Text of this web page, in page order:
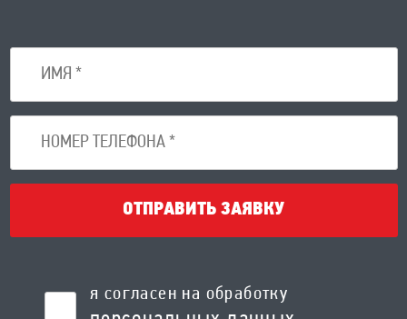
ОТПРАВИТЬ ЗАЯВКУ
я согласен на обработку